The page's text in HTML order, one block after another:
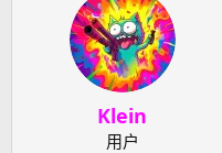
Klein
用户